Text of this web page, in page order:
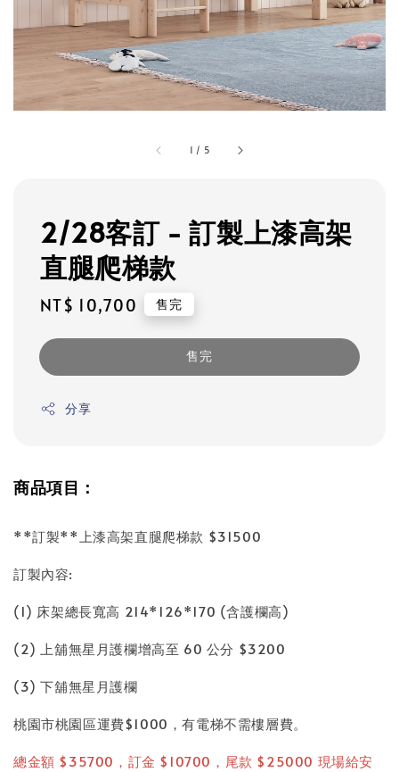
1 / 5
2/28客訂 - 訂製上漆高架
直腿爬梯款
Regular
NT$ 10,700 售完
售完
分享
商品項目：
**訂製**上漆高架直腿爬梯款 $31500
訂製內容:
(1) 床架總長寬高 214*126*170 (含護欄高)
(2) 上舖無星月護欄增高至 60 公分 $3200
(3) 下舖無星月護欄
桃園市桃園區運費$1000，有電梯不需樓層費。
總金額 $35700，訂金 $10700，尾款 $25000 現場給安